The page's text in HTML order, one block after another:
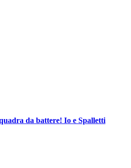
da battere! Io e Spalletti